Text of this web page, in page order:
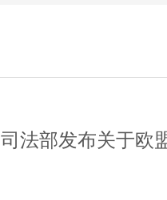
司法部发布关于欧